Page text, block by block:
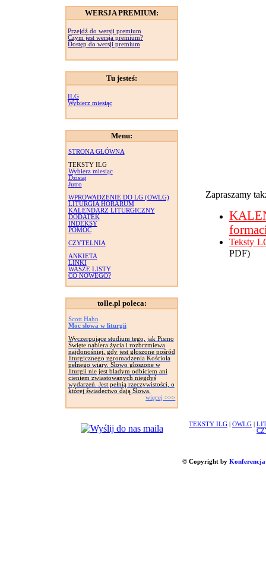
WERSJA PREMIUM:
Przejdź do wersji premium
Czym jest wersja premium?
Dostęp do wersji premium
Tu jesteś:
ILG
Wybierz miesiąc
Menu:
STRONA GŁÓWNA
TEKSTY ILG
Wybierz miesiąc
Dzisiaj
Jutro
WPROWADZENIE DO LG (OWLG)
LITURGIA HORARUM
KALENDARZ LITURGICZNY
DODATEK
INDEKSY
POMOC
CZYTELNIA
ANKIETA
LINKI
WASZE LISTY
CO NOWEGO?
tolle.pl poleca:
Scott Hahn
Moc słowa w liturgii
Wyczerpujące studium tego, jak Pismo
Święte nabiera życia i rozbrzmiewa
najdonośniej, gdy jest głoszone pośród
liturgicznego zgromadzenia Kościoła
pełnego wiary. Słowo głoszone w
liturgii nie jest bladym odbiciem ani
cieniem zwiastowanych niegdyś
wydarzeń. Jest pełnią rzeczywistości, o
której świadectwo dają Słowa.
więcej >>>
Zapraszamy
Teksty
PDF)
TEKSTY ILG OWLG
© Copyright by Konferencja